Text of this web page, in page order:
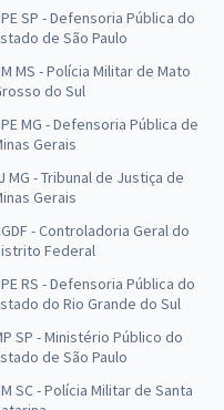
SP - Defensoria Pública do
de São Paulo
MS - Polícia Militar de Mato
do Sul
MG - Defensoria Pública de
Gerais
MG - Tribunal de Justiça de
Gerais
- Controladoria Geral do
Federal
RS - Defensoria Pública do
do Rio Grande do Sul
SP - Ministério Público do
de São Paulo
SC - Polícia Militar de Santa